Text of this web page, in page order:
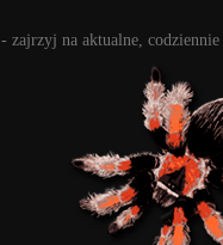
- zajrzyj na aktualne,